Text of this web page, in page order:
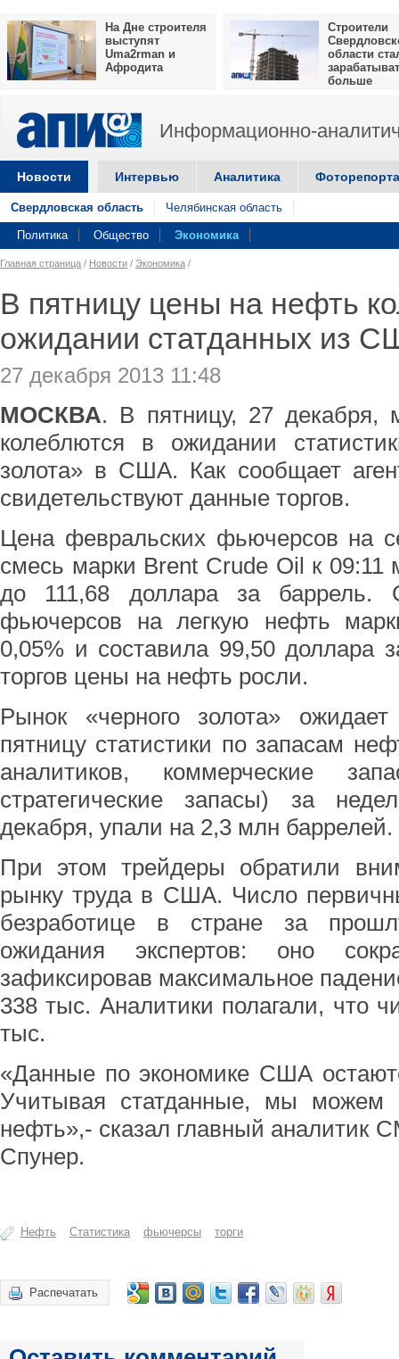
На Дне строителя
выступят
Uma2rman и
Афродита
Строители
области
больше
Информационно-
Новости Интервью Аналитика
Свердловская область Челябинская область
Политика Общество Экономика
Главная страница / Новости / Экономика /
В пятницу цены на нефть
ожидании статданных из
27 декабря 2013 11:48
МОСКВА. В пятницу, 27
колеблются в ожидании
золота» в США. Как сообщает
свидетельствуют данные торгов.
Цена февральских фьючерсов на
смесь марки Brent Crude Oil к 09:11
до 111,68 доллара за баррель.
фьючерсов на легкую нефть
0,05% и составила 99,50 доллара
торгов цены на нефть росли.
Рынок «черного золота»
пятницу статистики по запасам
аналитиков, коммерческие
стратегические запасы) за
декабря, упали на 2,3 млн баррелей.
При этом трейдеры обратили
рынку труда в США. Число
безработице в стране за
ожидания экспертов: оно
зафиксировав максимальное
338 тыс. Аналитики полагали, что
тыс.
«Данные по экономике США
Учитывая статданные, мы можем
нефть»,- сказал главный аналитик
Спунер.
Нефть Статистика фьючерсы торги
Распечатать